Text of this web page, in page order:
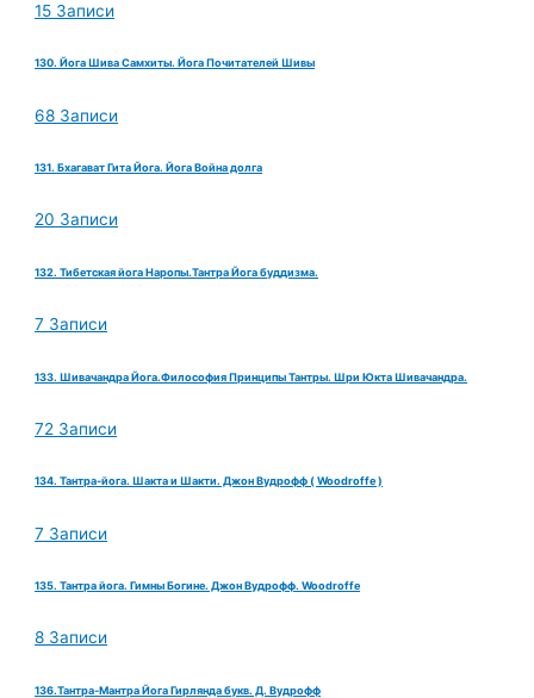
15 Записи
130. Йога Шива Самхиты. Йога Почитателей Шивы
68 Записи
131. Бхагават Гита Йога. Йога Война долга
20 Записи
132. Тибетская йога Наропы.Тантра Йога буддизма.
7 Записи
133. Шивачандра Йога.Философия Принципы Тантры. Шри Юкта Шивачандра.
72 Записи
134. Тантра-йога. Шакта и Шакти. Джон Вудрофф ( Woodroffe )
7 Записи
135. Тантра йога. Гимны Богине. Джон Вудрофф. Woodroffe
8 Записи
136.Тантра-Мантра Йога Гирлянда букв. Д. Вудрофф